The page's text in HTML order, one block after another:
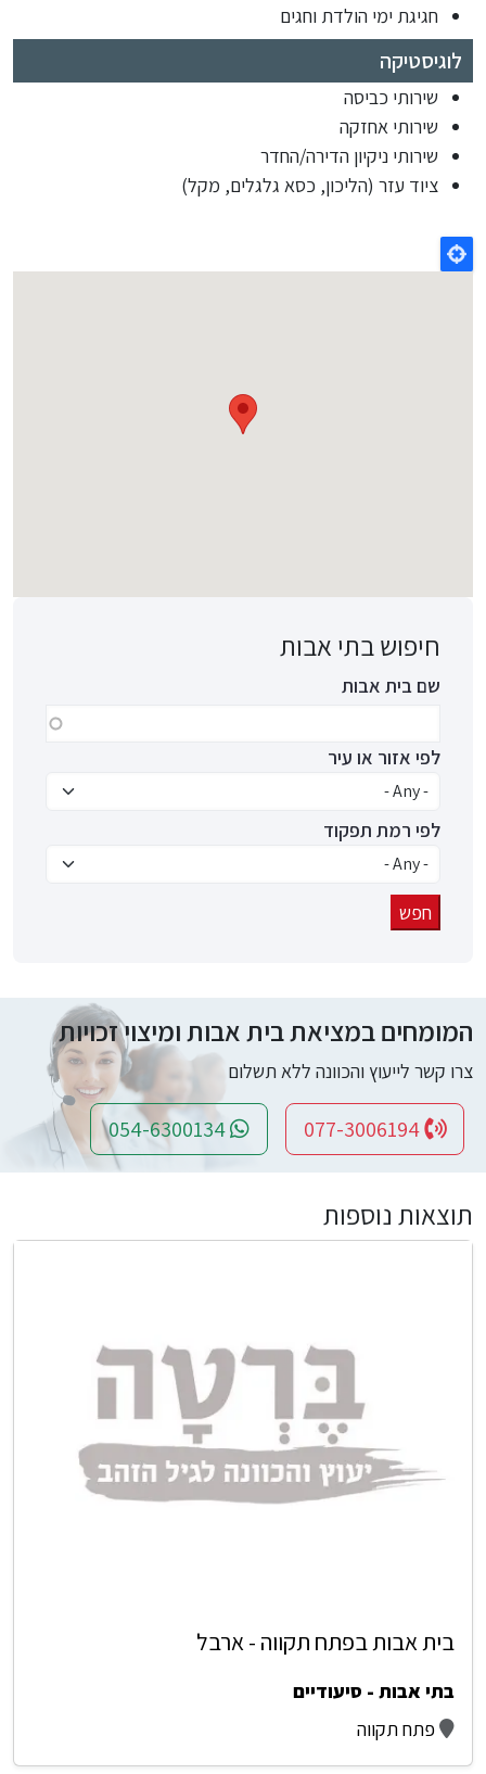
חגיגת ימי הולדת וחגים
לוגיסטיקה
שירותי כביסה
שירותי אחזקה
שירותי ניקיון הדירה/החדר
ציוד עזר (הליכון, כסא גלגלים, מקל)
חיפוש בתי אבות
שם בית אבות
לפי אזור או עיר
לפי רמת תפקוד
המומחים במציאת בית אבות ומיצוי זכויות
צרו קשר לייעוץ והכוונה ללא תשלום
תוצאות נוספות
בית אבות בפתח תקווה - ארבל
בתי אבות - סיעודיים
פתח תקווה